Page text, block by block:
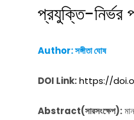
প্রযুক্তি-নির্ভর
Author: সঙ্গীতা ঘোষ
DOI Link:https://
Abstract(সারসংক্ষেপ):